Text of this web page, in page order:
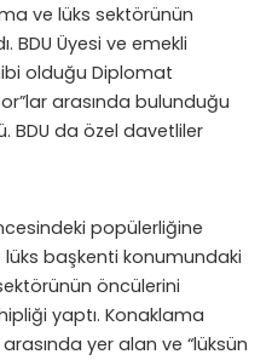
ve lüks sektörünün
BDU Üyesi ve emekli
olduğu Diplomat
arasında bulunduğu
BDU da özel davetliler
popülerliğine
lüks başkenti konumundaki
öncülerini
yaptı. Konaklama
yer alan ve “lüksün